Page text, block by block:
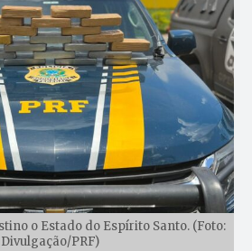
o Estado do Espírito Santo. (Foto:
Divulgação/PRF)